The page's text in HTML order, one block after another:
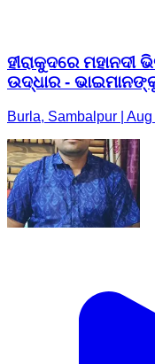
ହୀରାକୁଦରେ
ଉଦ୍ଧାର -
Burla, Sambalpur |